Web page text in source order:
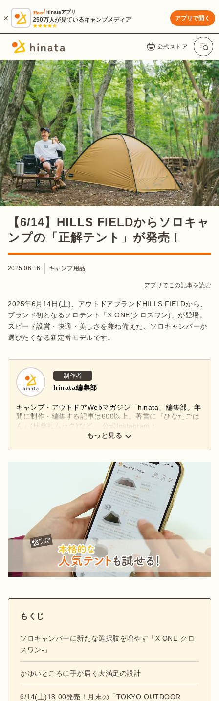
hinataアプリ
250万人が見ているキャンプメディア アプリで開く
公式ストア
【6/14】HILLS FIELDからソロキャ
ンプの「正解テント」が発売！
2025.06.16 キャンプ用品
アプリでこの記事を読む
2025年6月14日(土)、アウトドアブランドHILLS FIELDから、
ブランド初となるソロテント「X ONE(クロスワン)」が登場。
スピード設営・快適・美しさを兼ね備えた、ソロキャンパーが
選びたくなる新定番モデルです。
制作者
hinata編集部
キャンプ・アウトドアWebマガジン「hinata」編集部。年
間に制作・編集する記事は600以上。著書に『ひなたごは
ん』(扶桑社ムック)など。 公式Instagram：
もっと見る
もくじ
ソロキャンパーに新たな選択肢を増やす「X ONE-クロ
スワン-」
かゆいところに手が届く大満足の設計
6/14(土)18:00発売！月末の「TOKYO OUTDOOR